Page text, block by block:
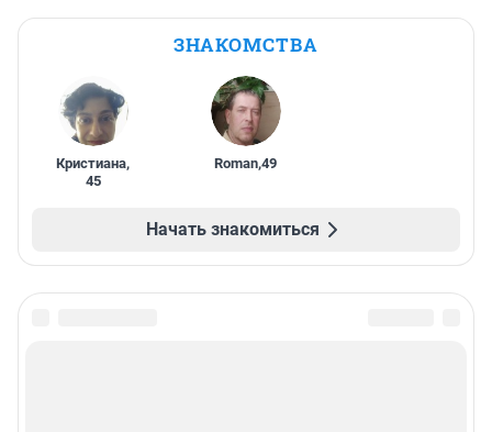
ЗНАКОМСТВА
Кристиана,
45
Roman,49
Начать знакомиться